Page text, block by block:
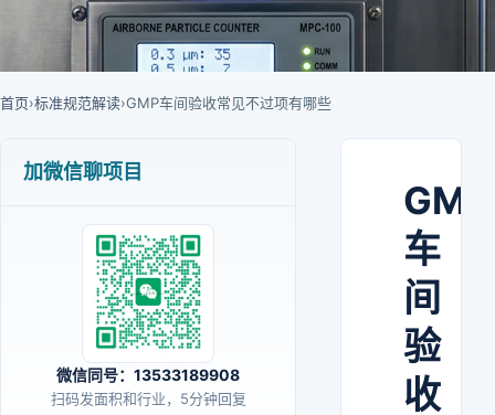
首页›标准规范解读›GMP车间验收常见不过项有哪些
加微信聊项目
微信同号：13533189908
扫码发面积和行业，5分钟回复
GMP
车
间
验
收